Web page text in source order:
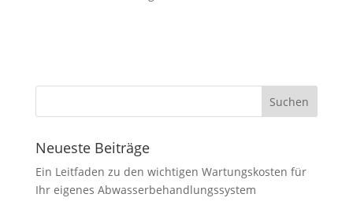
Neueste Beiträge
Ein Leitfaden zu den wichtigen Wartungskosten für
Ihr eigenes Abwasserbehandlungssystem